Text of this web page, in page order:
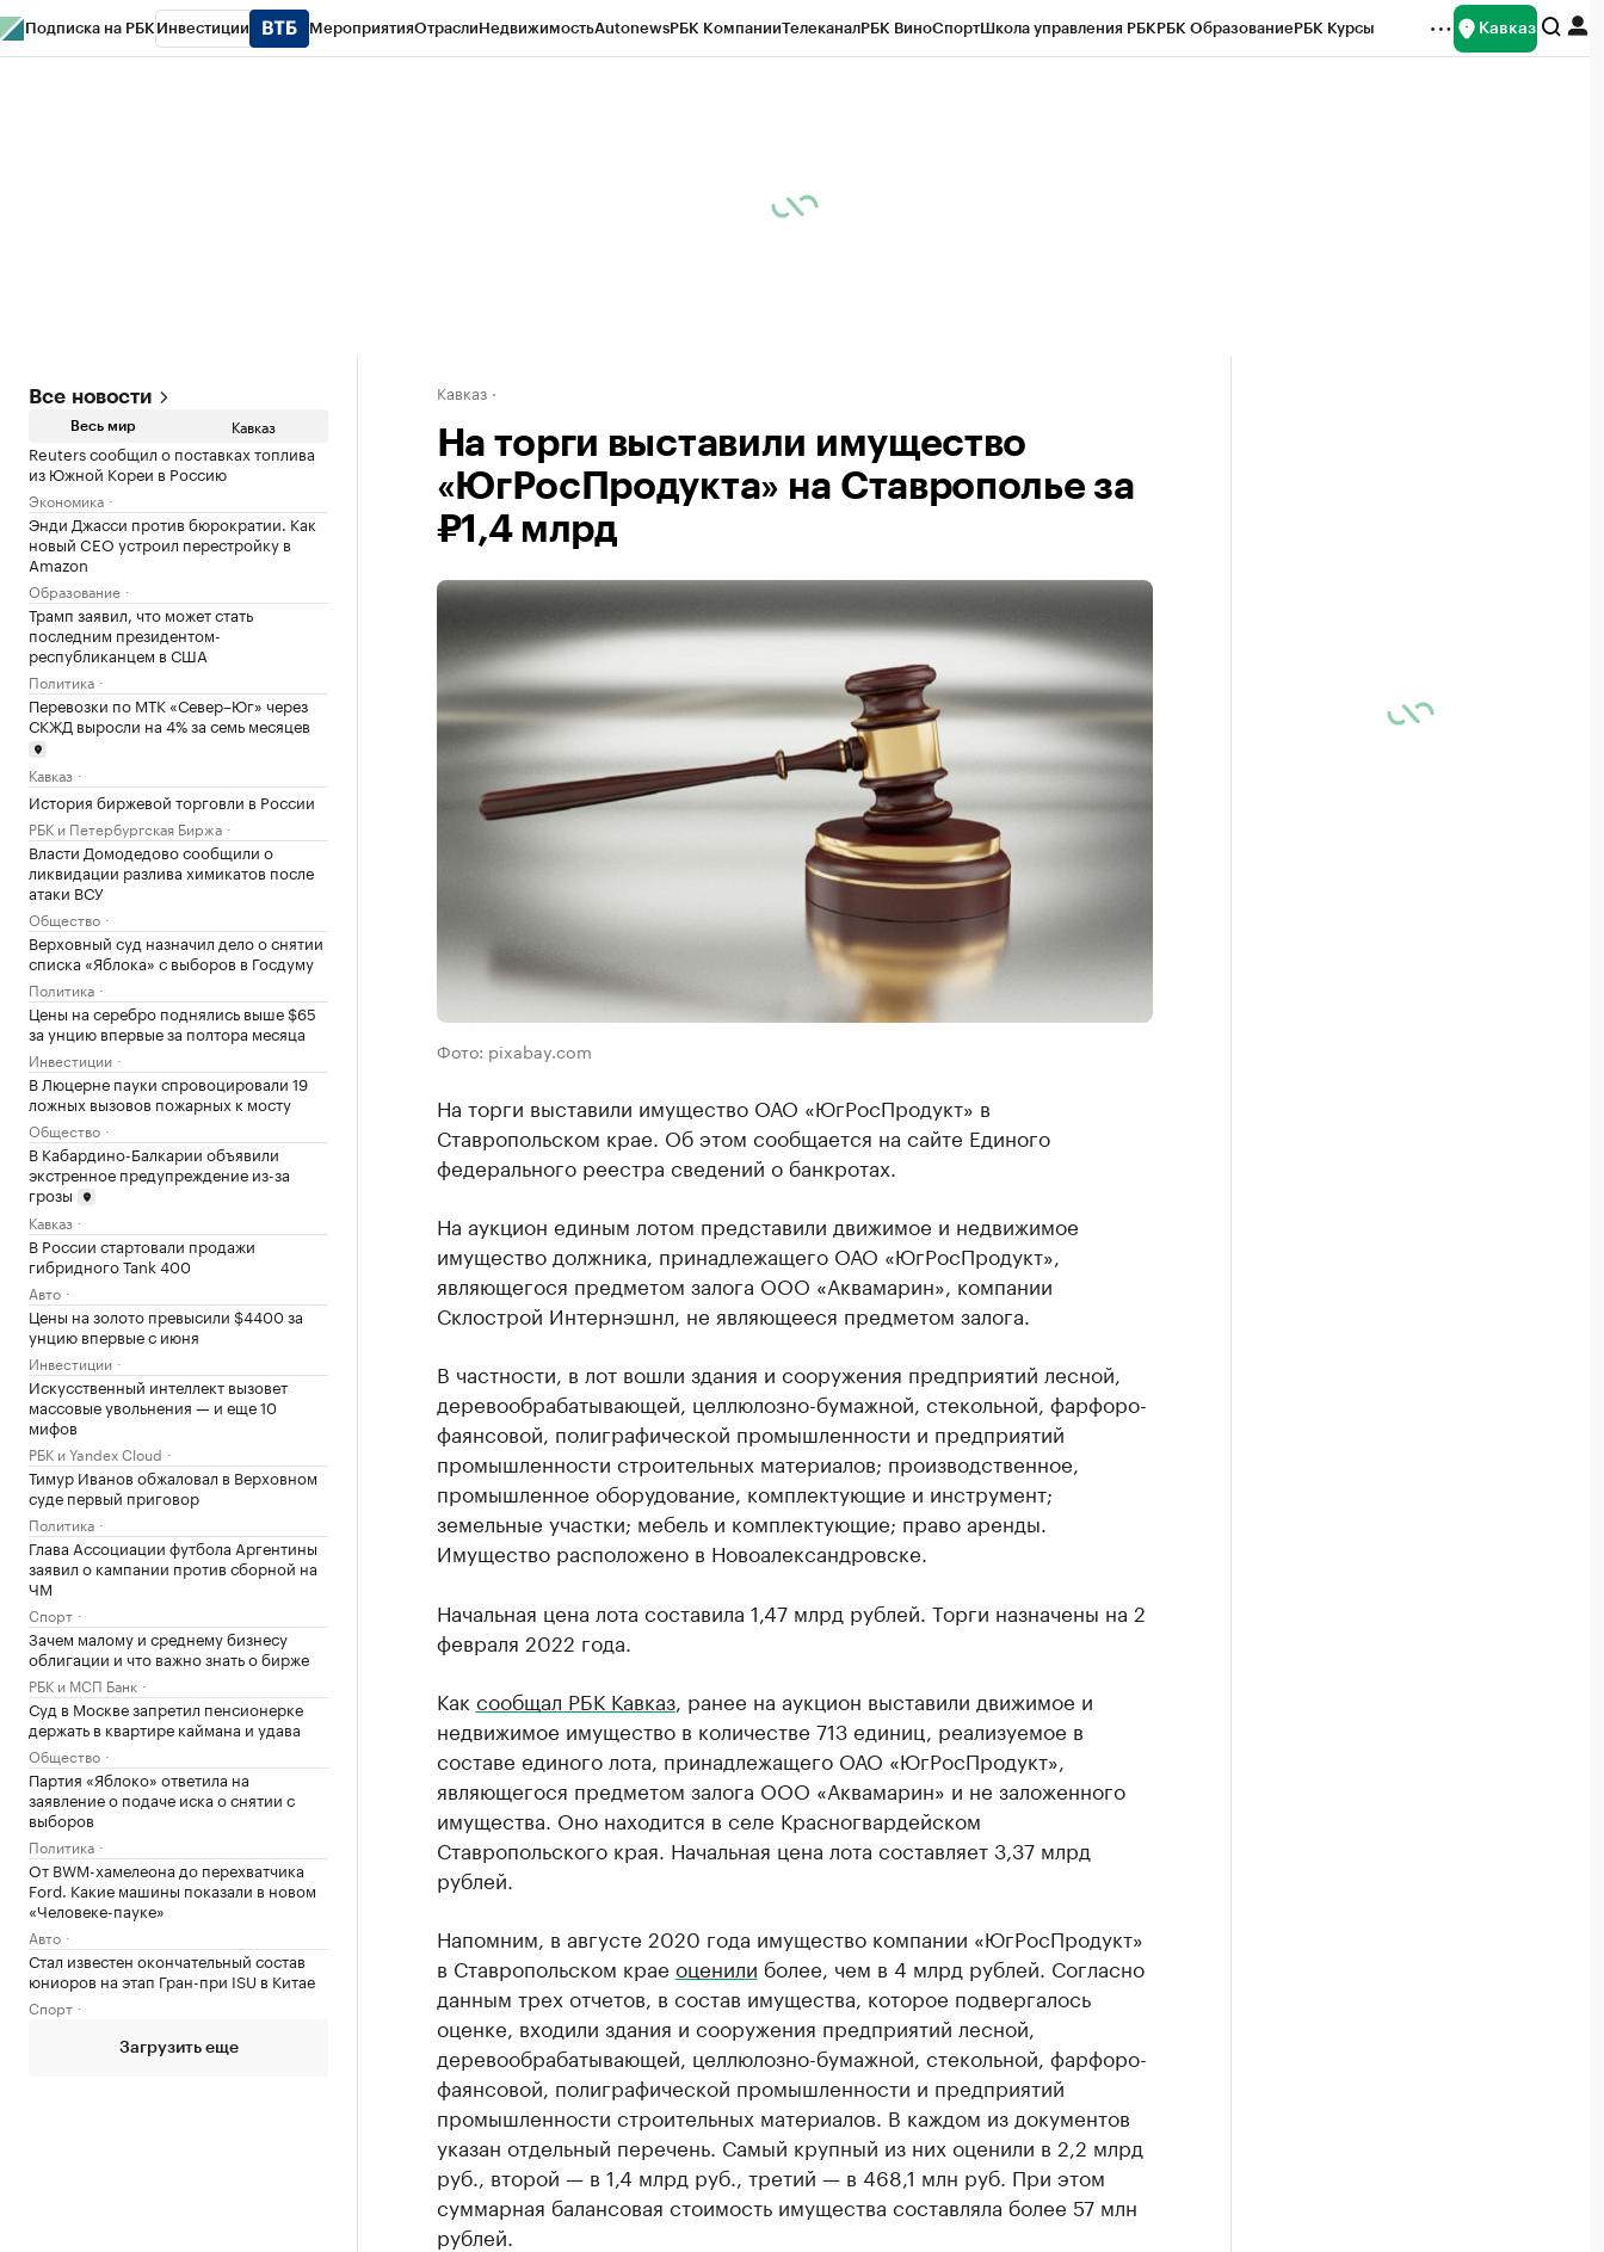
Подписка на РБК Инвестиции МероприятияОтраслиНедвижимостьAutonewsРБК КомпанииТелеканалРБК ВиноСпортШкола управления РБКРБК ОбразованиеРБК Курсы Кавказ
Все новости
Весь мир Кавказ
Reuters сообщил о поставках топлива
из Южной Кореи в Россию
Экономика
Энди Джасси против бюрократии. Как
новый CEO устроил перестройку в
Amazon
Образование
Трамп заявил, что может стать
последним президентом-
республиканцем в США
Политика
Перевозки по МТК «Север–Юг» через
СКЖД выросли на 4% за семь месяцев
Кавказ
История биржевой торговли в России
РБК и Петербургская Биржа
Власти Домодедово сообщили о
ликвидации разлива химикатов после
атаки ВСУ
Общество
Верховный суд назначил дело о снятии
списка «Яблока» с выборов в Госдуму
Политика
Цены на серебро поднялись выше $65
за унцию впервые за полтора месяца
Инвестиции
В Люцерне пауки спровоцировали 19
ложных вызовов пожарных к мосту
Общество
В Кабардино-Балкарии объявили
экстренное предупреждение из-за
грозы
Кавказ
В России стартовали продажи
гибридного Tank 400
Авто
Цены на золото превысили $4400 за
унцию впервые с июня
Инвестиции
Искусственный интеллект вызовет
массовые увольнения — и еще 10
мифов
РБК и Yandex Cloud
Тимур Иванов обжаловал в Верховном
суде первый приговор
Политика
Глава Ассоциации футбола Аргентины
заявил о кампании против сборной на
ЧМ
Спорт
Зачем малому и среднему бизнесу
облигации и что важно знать о бирже
РБК и МСП Банк
Суд в Москве запретил пенсионерке
держать в квартире каймана и удава
Общество
Партия «Яблоко» ответила на
заявление о подаче иска о снятии с
выборов
Политика
От BWM-хамелеона до перехватчика
Ford. Какие машины показали в новом
«Человеке-пауке»
Авто
Стал известен окончательный состав
юниоров на этап Гран-при ISU в Китае
Спорт
Загрузить еще
Кавказ
На торги выставили имущество
«ЮгРосПродукта» на Ставрополье за
₽1,4 млрд
Фото: pixabay.com
На торги выставили имущество ОАО «ЮгРосПродукт» в
Ставропольском крае. Об этом сообщается на сайте Единого
федерального реестра сведений о банкротах.
На аукцион единым лотом представили движимое и недвижимое
имущество должника, принадлежащего ОАО «ЮгРосПродукт»,
являющегося предметом залога ООО «Аквамарин», компании
Склострой Интернэшнл, не являющееся предметом залога.
В частности, в лот вошли здания и сооружения предприятий лесной,
деревообрабатывающей, целлюлозно-бумажной, стекольной, фарфоро-
фаянсовой, полиграфической промышленности и предприятий
промышленности строительных материалов; производственное,
промышленное оборудование, комплектующие и инструмент;
земельные участки; мебель и комплектующие; право аренды.
Имущество расположено в Новоалександровске.
Начальная цена лота составила 1,47 млрд рублей. Торги назначены на 2
февраля 2022 года.
Как сообщал РБК Кавказ, ранее на аукцион выставили движимое и
недвижимое имущество в количестве 713 единиц, реализуемое в
составе единого лота, принадлежащего ОАО «ЮгРосПродукт»,
являющегося предметом залога ООО «Аквамарин» и не заложенного
имущества. Оно находится в селе Красногвардейском
Ставропольского края. Начальная цена лота составляет 3,37 млрд
рублей.
Напомним, в августе 2020 года имущество компании «ЮгРосПродукт»
в Ставропольском крае оценили более, чем в 4 млрд рублей. Согласно
данным трех отчетов, в состав имущества, которое подвергалось
оценке, входили здания и сооружения предприятий лесной,
деревообрабатывающей, целлюлозно-бумажной, стекольной, фарфоро-
фаянсовой, полиграфической промышленности и предприятий
промышленности строительных материалов. В каждом из документов
указан отдельный перечень. Самый крупный из них оценили в 2,2 млрд
руб., второй — в 1,4 млрд руб., третий — в 468,1 млн руб. При этом
суммарная балансовая стоимость имущества составляла более 57 млн
рублей.